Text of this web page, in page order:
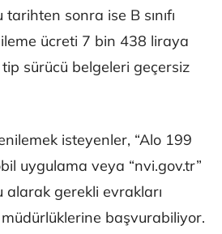
sonra ise B sınıfı
ücreti 7 bin 438 liraya
sürücü belgeleri geçersiz
isteyenler, “Alo 199
uygulama veya “nvi.gov.tr”
gerekli evrakları
başvurabiliyor.